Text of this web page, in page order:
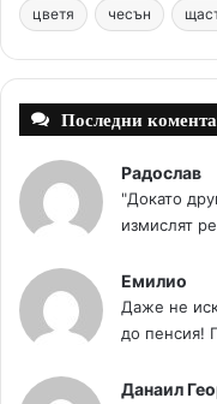
k
цветя чесън
Последни
Радослав
"Докато
измислят
Емилио
Даже не
до пенсия!
Данаил